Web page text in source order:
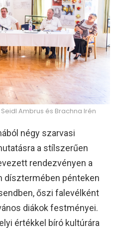
Ambrus és Brachna Irén
négy szarvasi
a stílszerűen
rendezvényen a
dísztermében pénteken
őszi falevélként
diákok festményei.
értékkel bíró kultúrára